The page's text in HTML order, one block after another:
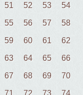
51 52 53 54
55 56 57 58
59 60 61 62
63 64 65 66
67 68 69 70